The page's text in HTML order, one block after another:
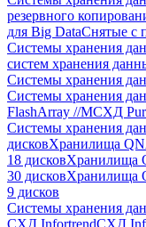
резервного
для Big DataСнятые с
Системы хранения
систем хранения
Системы хранения
Системы хранения
FlashArray //MСХД
Системы хранения
дисковХранилища
18 дисковХранилища
30 дисковХранилища
9 дисков
Системы хранения
СХД InfortrendСХД